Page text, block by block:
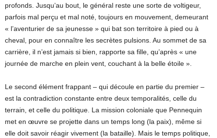
profonds. Jusqu’au bout, le général reste une sorte de voltigeur,
parfois mal perçu et mal noté, toujours en mouvement, demeurant
« l’aventurier de sa jeunesse » qui bat son territoire à pied ou à
cheval, pour en connaître les secrètes pulsions. Au sommet de sa
carrière, il n’est jamais si bien, rapporte sa fille, qu’après « une
journée de marche en plein vent, couchant à la belle étoile ».
Le second élément frappant – qui découle en partie du premier –
est la contradiction constante entre deux temporalités, celle du
terrain, et celle du politique. La mission coloniale que Pennequin
met en œuvre se projette dans un temps long (la paix), même si
elle doit savoir réagir vivement (la bataille). Mais le temps politique,